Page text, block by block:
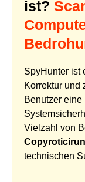
ist?
SpyHunter ist
Korrektur und
Benutzer
Vielzahl von
technischen